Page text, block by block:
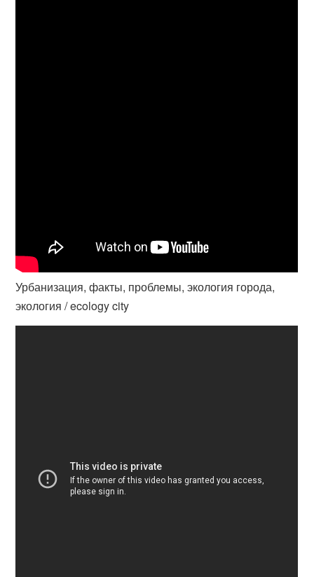
Урбанизация, факты, проблемы, экология города,
экология / ecology city